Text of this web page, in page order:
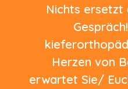
Nichts ersetzt
Herzen von
erwartet Sie/